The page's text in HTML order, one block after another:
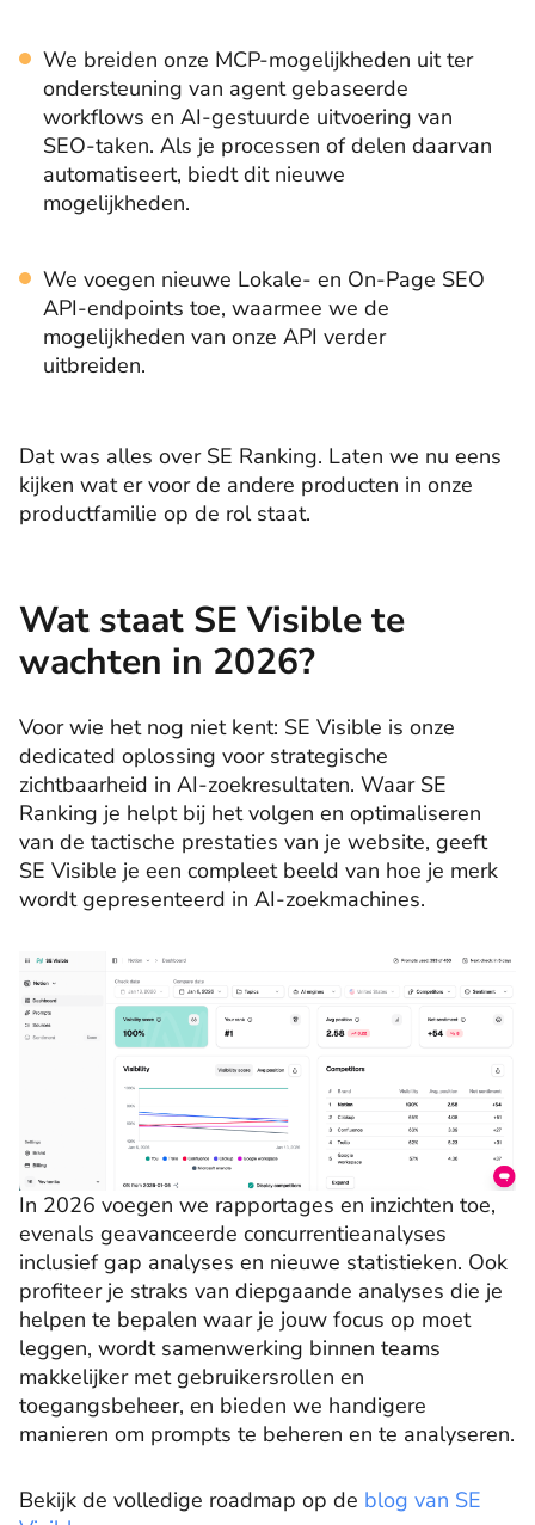
We breiden onze MCP-mogelijkheden uit ter
ondersteuning van agent gebaseerde
workflows en AI-gestuurde uitvoering van
SEO-taken. Als je processen of delen daarvan
automatiseert, biedt dit nieuwe
mogelijkheden.
We voegen nieuwe Lokale- en On-Page SEO
API-endpoints toe, waarmee we de
mogelijkheden van onze API verder
uitbreiden.
Dat was alles over SE Ranking. Laten we nu eens
kijken wat er voor de andere producten in onze
productfamilie op de rol staat.
Wat staat SE Visible te
wachten in 2026?
Voor wie het nog niet kent: SE Visible is onze
dedicated oplossing voor strategische
zichtbaarheid in AI-zoekresultaten. Waar SE
Ranking je helpt bij het volgen en optimaliseren
van de tactische prestaties van je website, geeft
SE Visible je een compleet beeld van hoe je merk
wordt gepresenteerd in AI-zoekmachines.
In 2026 voegen we rapportages en inzichten toe,
evenals geavanceerde concurrentieanalyses
inclusief gap analyses en nieuwe statistieken. Ook
profiteer je straks van diepgaande analyses die je
helpen te bepalen waar je jouw focus op moet
leggen, wordt samenwerking binnen teams
makkelijker met gebruikersrollen en
toegangsbeheer, en bieden we handigere
manieren om prompts te beheren en te analyseren.
Bekijk de volledige roadmap op de blog van SE